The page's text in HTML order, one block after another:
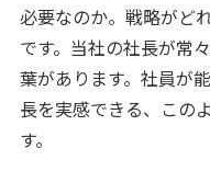
必要なのか。戦略がど
です。当社の社長が常
葉があります。社員が
長を実感できる、この
す。